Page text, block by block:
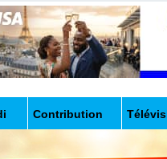
Contribution